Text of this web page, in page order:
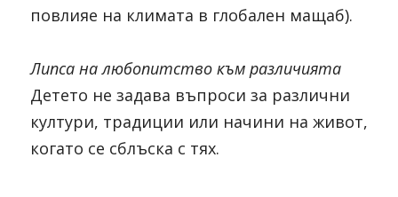
повлияе на климата в глобален мащаб).
Липса на любопитство към различията
Детето не задава въпроси за различни
култури, традиции или начини на живот,
когато се сблъска с тях.